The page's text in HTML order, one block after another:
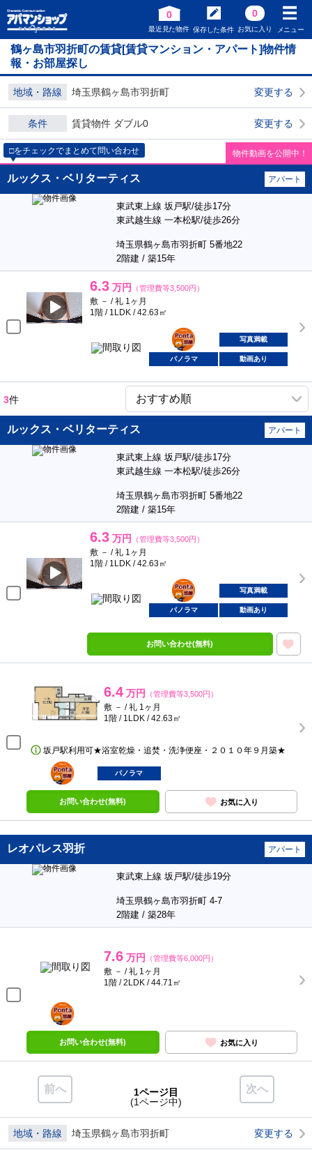
0
最近見た物件 保存した条件
0
お気に入り メニュー
鶴ヶ島市羽折町の賃貸[賃貸マンション・アパート]物件情
報・お部屋探し
地域・路線 埼玉県鶴ヶ島市羽折町 変更する
条件 賃貸物件 ダブル0 変更する
□をチェックでまとめて問い合わせ 物件動画を公開中！
ルックス・ベリターティス アパート
東武東上線 坂戸駅/徒歩17分
東武越生線 一本松駅/徒歩26分
埼玉県鶴ヶ島市羽折町 5番地22
2階建 / 築15年
6.3 万円 （管理費等3,500円）
敷 － / 礼 1ヶ月
1階 / 1LDK / 42.63㎡
ポンタ
部屋
写真満載
パノラマ 動画あり
3件
ルックス・ベリターティス アパート
東武東上線 坂戸駅/徒歩17分
東武越生線 一本松駅/徒歩26分
埼玉県鶴ヶ島市羽折町 5番地22
2階建 / 築15年
6.3 万円 （管理費等3,500円）
敷 － / 礼 1ヶ月
1階 / 1LDK / 42.63㎡
ポンタ
部屋
写真満載
パノラマ 動画あり
お問い合わせ(無料)
6.4 万円 （管理費等3,500円）
敷 － / 礼 1ヶ月
1階 / 1LDK / 42.63㎡
坂戸駅利用可★浴室乾燥・追焚・洗浄便座・２０１０年９月築★
ポンタ
部屋
パノラマ
お問い合わせ(無料) お気に入り
レオパレス羽折 アパート
東武東上線 坂戸駅/徒歩19分
埼玉県鶴ヶ島市羽折町 4-7
2階建 / 築28年
7.6 万円 （管理費等6,000円）
敷 － / 礼 1ヶ月
1階 / 2LDK / 44.71㎡
ポンタ
部屋
お問い合わせ(無料) お気に入り
前へ 次へ
1ページ目
(1ページ中)
地域・路線 埼玉県鶴ヶ島市羽折町 変更する